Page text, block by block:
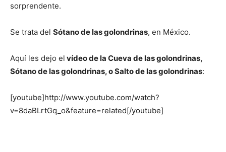
sorprendente.
Se trata del Sótano de las golondrinas, en México.
Aquí les dejo el vídeo de la Cueva de las golondrinas,
Sótano de las golondrinas, o Salto de las golondrinas:
[youtube]http://www.youtube.com/watch?
v=8daBLrtGq_o&feature=related[/youtube]